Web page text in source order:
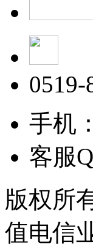
0519-
手机
客服
版权所
值电信